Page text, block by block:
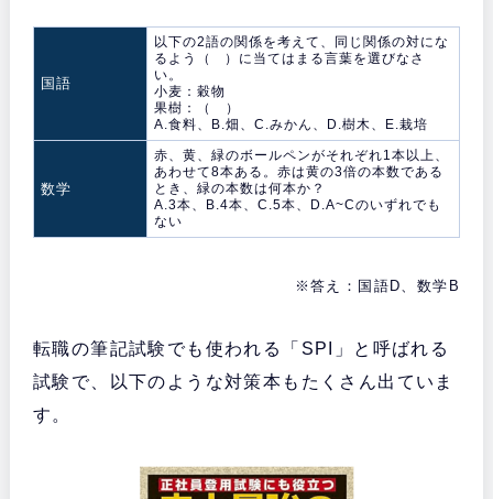
国語
以下の2語の関係を考えて、同じ関係の対にな
るよう（ ）に当てはまる言葉を選びなさ
い。
小麦：穀物
果樹：（ ）
A.食料、B.畑、C.みかん、D.樹木、E.栽培
数学
赤、黄、緑のボールペンがそれぞれ1本以上、
あわせて8本ある。赤は黄の3倍の本数である
とき、緑の本数は何本か？
A.3本、B.4本、C.5本、D.A~Cのいずれでも
ない
※答え：国語D、数学B
転職の筆記試験でも使われる「SPI」と呼ばれる
試験で、以下のような対策本もたくさん出ていま
す。